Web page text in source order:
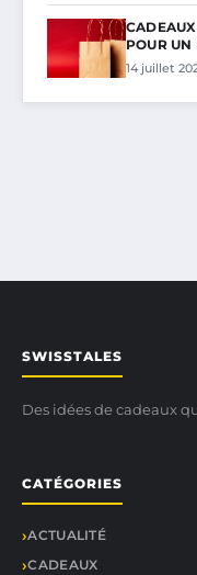
POUR UN
14 juillet
SWISSTALES
Des idées de cadeaux
CATÉGORIES
ACTUALITÉ
CADEAUX